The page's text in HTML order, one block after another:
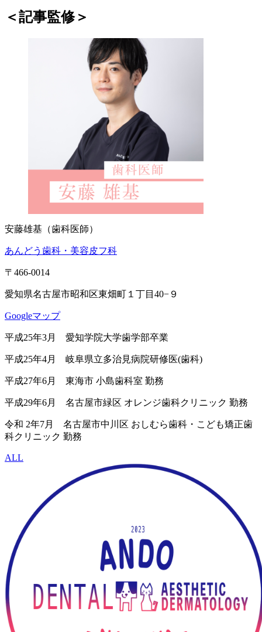
＜記事監修＞
安藤雄基（歯科医師）
あんどう歯科・美容皮フ科
〒466-0014
愛知県名古屋市昭和区東畑町１丁目40−９
Googleマップ
平成25年3月 愛知学院大学歯学部卒業
平成25年4月 岐阜県立多治見病院研修医(歯科)
平成27年6月 東海市 小島歯科室 勤務
平成29年6月 名古屋市緑区 オレンジ歯科クリニック 勤務
令和 2年7月 名古屋市中川区 おしむら歯科・こども矯正歯
科クリニック 勤務
ALL